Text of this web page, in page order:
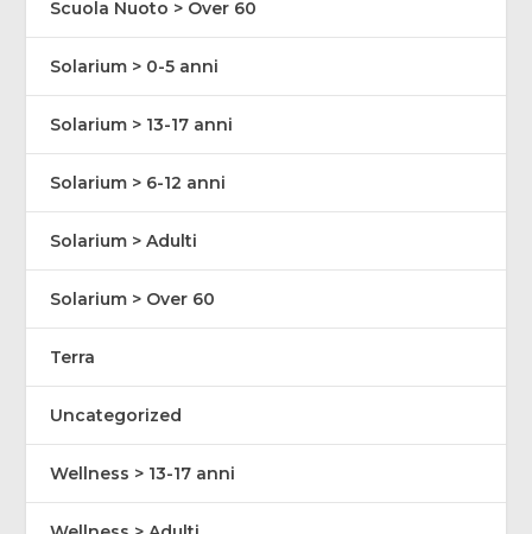
Scuola Nuoto > Over 60
Solarium > 0-5 anni
Solarium > 13-17 anni
Solarium > 6-12 anni
Solarium > Adulti
Solarium > Over 60
Terra
Uncategorized
Wellness > 13-17 anni